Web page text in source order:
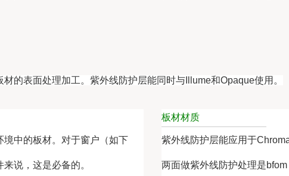
的表面处理加工。紫外线防护层能同时与Illume和Opaque使用。
中的板材。对于窗户（如下
说，这是必备的。
板材材质
紫外线防护层能应用于
两面做紫外线防护处理是bfom